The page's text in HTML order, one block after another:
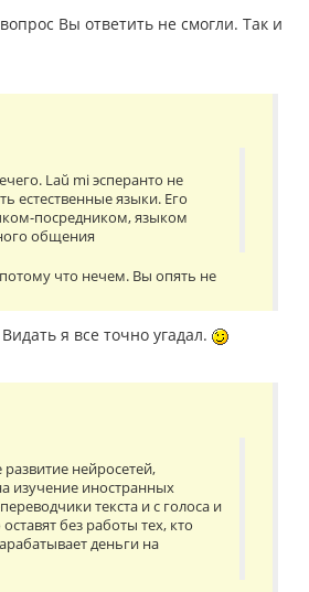
Вы ответить не смогли. Так и
Laŭ mi эсперанто не
естественные языки. Его
посредником, языком
общения
что нечем. Вы опять не
я все точно угадал.
нейросетей,
изучение иностранных
текста и с голоса и
без работы тех, кто
деньги на